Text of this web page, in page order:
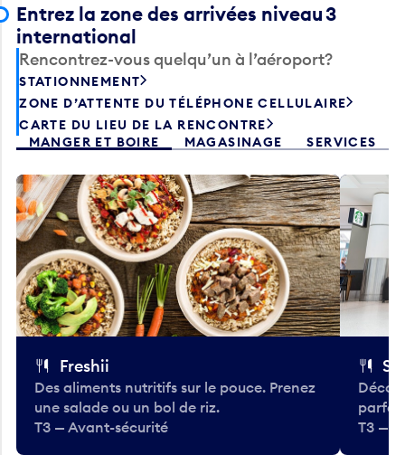
Entrez la zone des arrivées niveau 3
international
Rencontrez-vous quelqu’un à l’aéroport?
STATIONNEMENT
ZONE D’ATTENTE DU TÉLÉPHONE CELLULAIRE
CARTE DU LIEU DE LA RENCONTRE
MANGER ET BOIRE
MAGASINAGE SERVICES
Freshii
Des aliments nutritifs sur le pouce. Prenez
une salade ou un bol de riz.
T3 — Avant-sécurité
T3 —